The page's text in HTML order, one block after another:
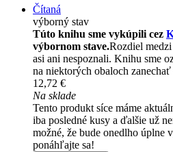
Čítaná
výborný stav
Túto knihu sme vykúpili cez
výbornom stave.Rozdiel
asi ani nespoznali. Knihu sme
na niektorých obaloch zanechať
12,72 €
Na sklade
Tento produkt síce máme
iba posledné kusy a ďalšie už
možné, že bude onedlho úplne
ponáhľajte sa!